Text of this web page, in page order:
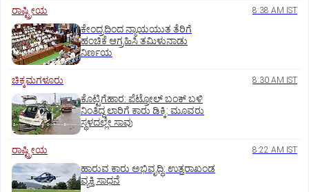
ರಾಷ್ಟ್ರೀಯ 8:38 AM IST
ಕೇಂದ್ರದಿಂದ ನ್ಯಾಯಯುತ ತೆರಿಗೆ
ಹಂಚಿಕೆ ಆಗ್ರಹಿಸಿ ತಮಿಳುನಾಡು
ನಿರ್ಣಯ
ಚಿಕ್ಕಮಗಳೂರು 8:30 AM IST
ಕೊಟ್ಟಿಗೆಹಾರ: ಪೆಟ್ರೋಲ್ ಬಂಕ್ ಬಳಿ
ನಿಂತಿದ್ದ ಲಾರಿಗೆ ಕಾರು ಡಿಕ್ಕಿ: ಮೂವರು
ಸ್ಥಳದಲ್ಲೇ ಸಾವು
ರಾಷ್ಟ್ರೀಯ 8:22 AM IST
ಹಾರುವ ಕಾರು ಅಭಿವೃದ್ಧಿ: ಉತ್ತರಾಖಂಡ
ವ್ಯಕ್ತಿ ಸಾಧನೆ